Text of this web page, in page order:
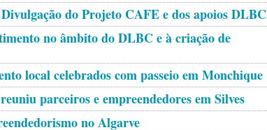
do Projeto CAFE e dos apoios DLBC
no âmbito do DLBC e à criação de
local celebrados com passeio em Monchique
parceiros e empreendedores em Silves
no Algarve